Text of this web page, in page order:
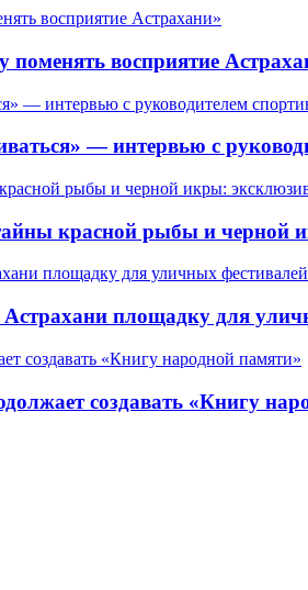
восприятие
— интервью с
красной рыбы и черной
площадку для
создавать «Книгу